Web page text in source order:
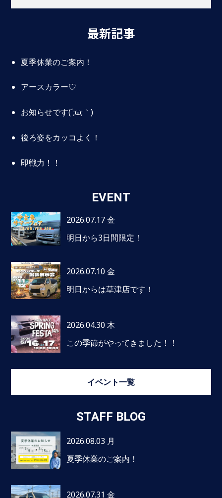
最新記事
夏季休業のご案内！
アースカラー♡
お知らせです(´;ω;｀)
後ろ姿をカッコよく！
即戦力！！
EVENT
2026.07.17 金
明日から3日間限定！
2026.07.10 金
明日からは草津店です！
2026.04.30 木
この季節がやってきました！！
イベント一覧
STAFF BLOG
2026.08.03 月
夏季休業のご案内！
2026.07.31 金